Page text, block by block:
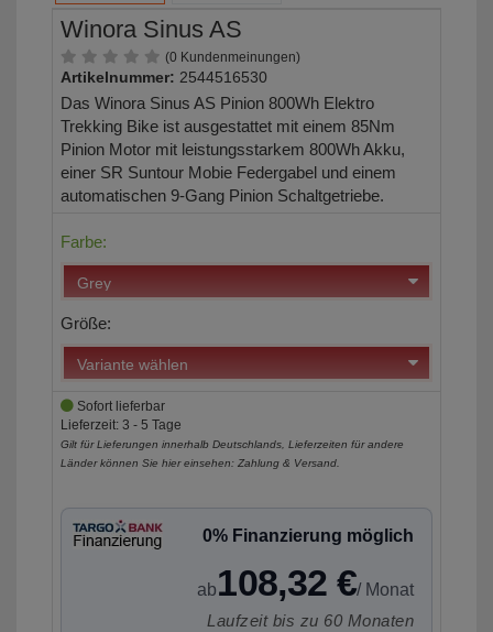
Winora Sinus AS
(0 Kundenmeinungen)
Artikelnummer: 2544516530
Das Winora Sinus AS Pinion 800Wh Elektro
Trekking Bike ist ausgestattet mit einem 85Nm
Pinion Motor mit leistungsstarkem 800Wh Akku,
einer SR Suntour Mobie Federgabel und einem
automatischen 9-Gang Pinion Schaltgetriebe.
Farbe:
Größe:
Sofort lieferbar
Lieferzeit: 3 - 5 Tage
Gilt für Lieferungen innerhalb Deutschlands, Lieferzeiten für andere
Länder können Sie hier einsehen: Zahlung & Versand
0% Finanzierung möglich
ab108,32 €/ Monat
Laufzeit bis zu 60 Monaten